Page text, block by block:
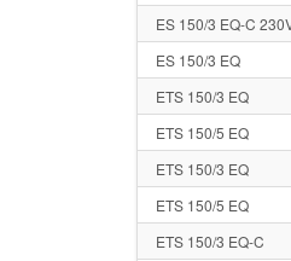
ES 150/3 EQ-C
ES 150/3 EQ
ETS 150/3 EQ
ETS 150/5 EQ
ETS 150/3 EQ
ETS 150/5 EQ
ETS 150/3 EQ-C